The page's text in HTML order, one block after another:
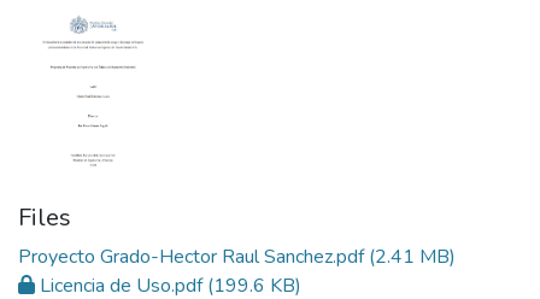
Files
Proyecto Grado-Hector Raul Sanchez.pdf(2.41 MB)
Licencia de Uso.pdf(199.6 KB)